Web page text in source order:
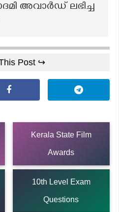
അവാർഡ് ലഭിച്ച
Post ↪
Kerala State Film
Awards
10th Level Exam
Questions